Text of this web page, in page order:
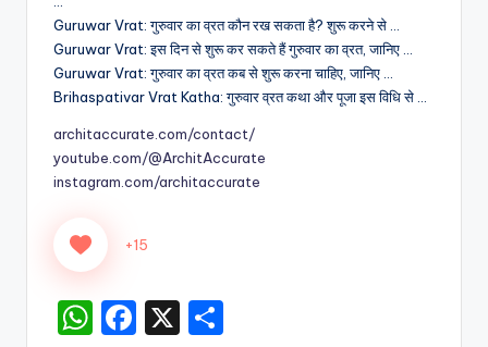
Guruwar Vrat: गुरुवार का व्रत कौन रख सकता है? शुरू करने से …
Guruwar Vrat: इस दिन से शुरू कर सकते हैं गुरुवार का व्रत, जानिए …
Guruwar Vrat: गुरुवार का व्रत कब से शुरू करना चाहिए, जानिए …
Brihaspativar Vrat Katha: गुरुवार व्रत कथा और पूजा इस विधि से …
architaccurate.com/contact/
youtube.com/@ArchitAccurate
instagram.com/architaccurate
+15
W F
X